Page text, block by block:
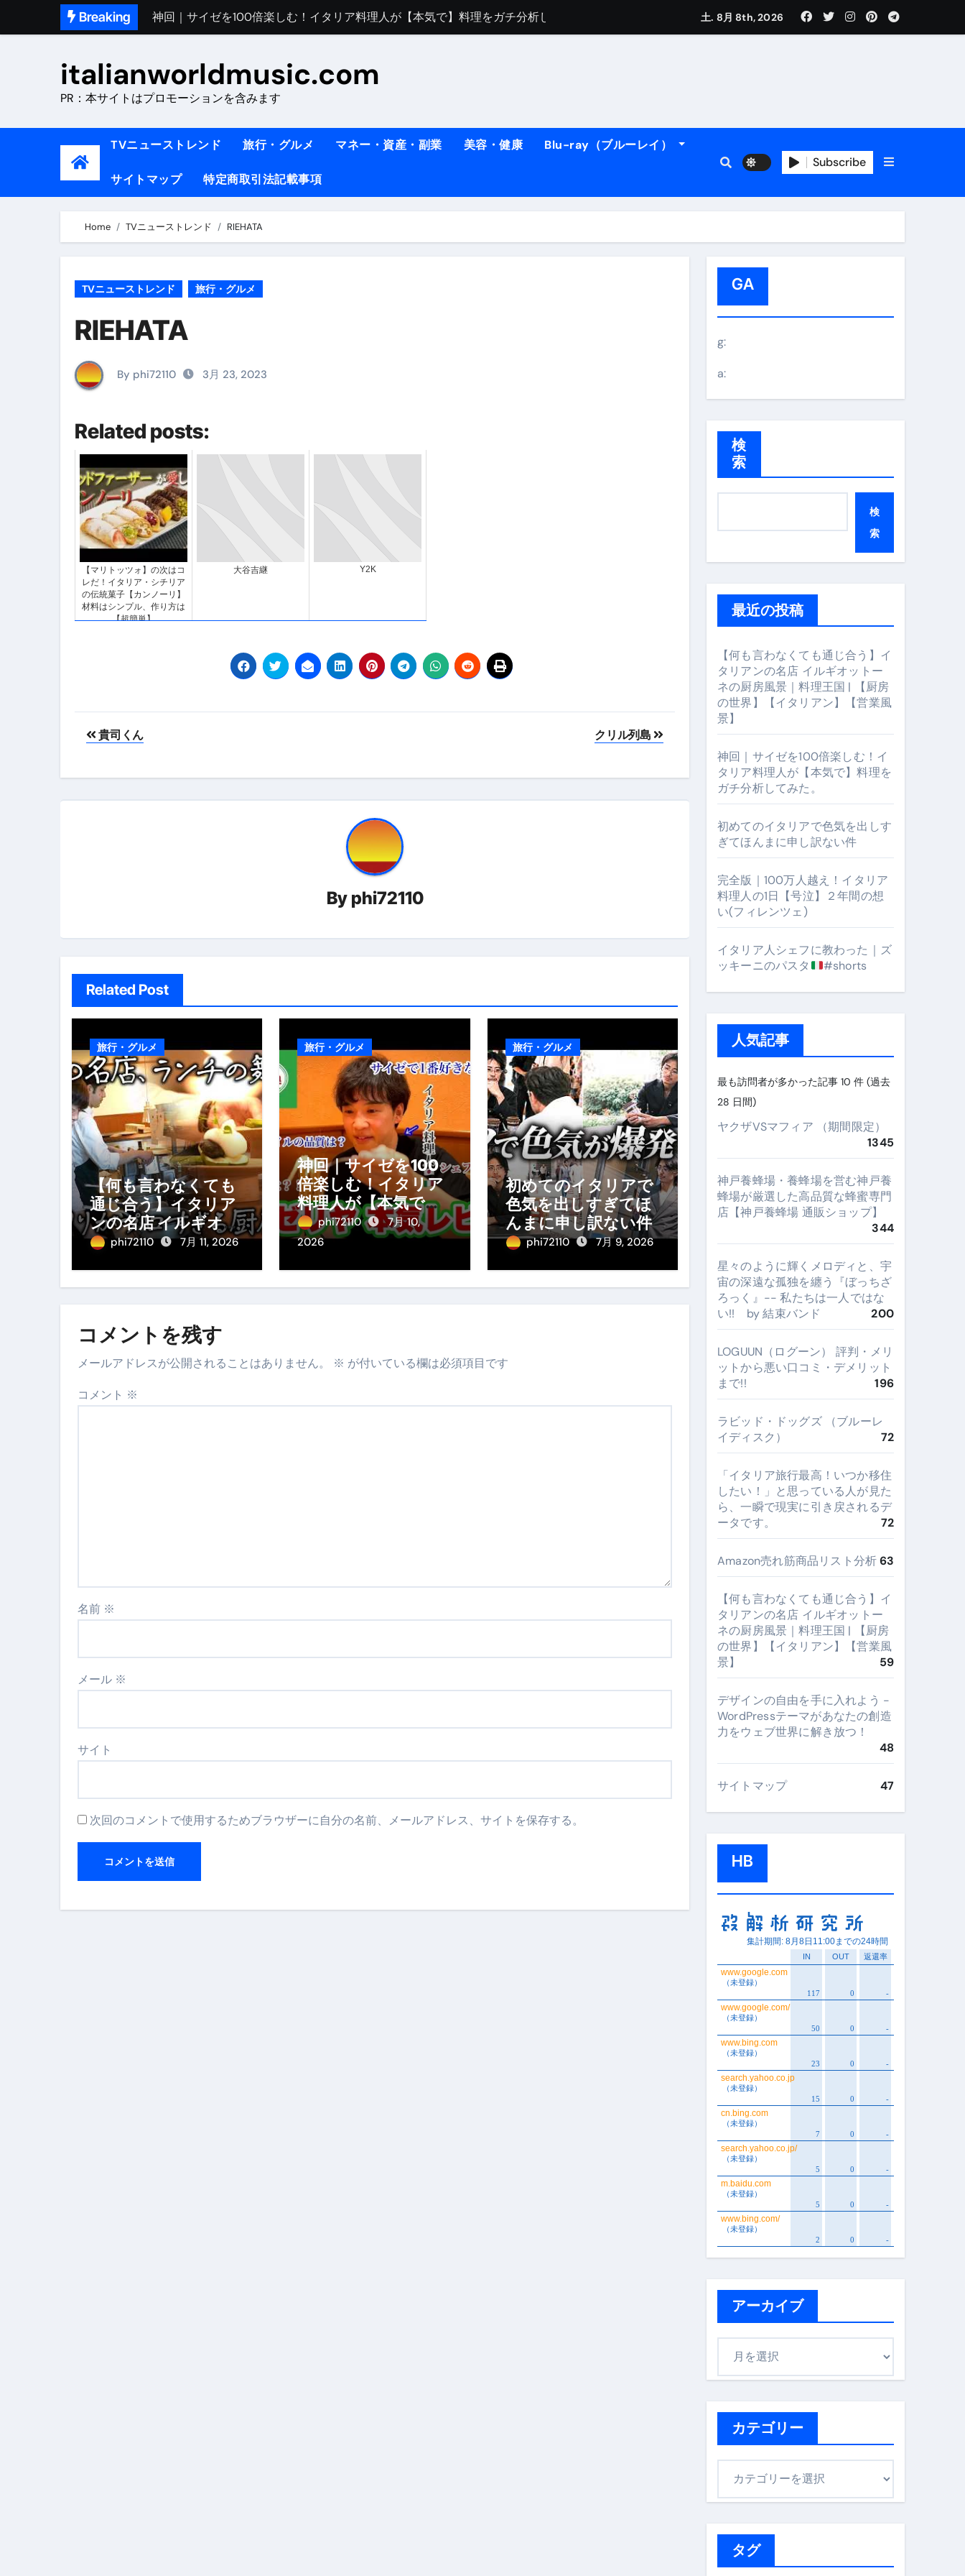
Breaking
初めてのイタリアで色気を出しすぎてほんまに申し訳ない件
イタリア人シェフに教わった｜ズッキーニのパスタ
​「イタリア旅行最高！いつか移住したい！」と思っている人が見たら、一瞬で現実に引き戻されるデータです。
トラブル回避のリアルな裏技アドバイスも
【vlog】超弾丸！！！仕事終わりに3都市巡る、４泊６日イタリア女子旅vlog
TRUE COLORS （ブルーレイディスク）
イタリア料理店【営業風景】週末ビリビリのランチ営業
死ぬまでに行きたい！【３つ星】ベストレストランを体験してみた結果…
【Vlog：July 2025】マリナと過ごしたイタリア
イタリアでの最後の仕事【帰国前最後の一週間】さよなら！イタリア！
Lake Como, Italy VLOG | Awesome things to do in Lake Como!
【Instagram Live】イタリア行きの飛行機乗り遅れ事件について
【賄いラーメン】人生初の二郎系ラーメン！イタリア人シェフ達に作ってみた結果…
【トマトパスタ】三ツ星シェフのパスタを完全再現 #shorts
フェノミナ-4K吹替音声収録版 SPECIAL-（4K ULTRA HD）
フェノミナ-4K吹替音声収録版- （ブルーレイディスク）
2026年料理人ローマへ行く！航空券0円てマジ？&アジア飯食べ尽くし
今年一番美味しい【卵かけご飯】#shorts
【何も言わなくても通じ合う】イタリアンの名店 イルギオットーネの厨房風景｜料理王国 | 【厨房の世界】【イタリアン】【営業風景】
土. 8月 8th, 2026
italianworldmusic.com
PR：本サイトはプロモーションを含みます
TVニューストレンド 旅行・グルメ マネー・資産・副業 美容・健康 Blu-ray（ブルーレイ）
サイトマップ 特定商取引法記載事項
Subscribe
Home TVニューストレンド RIEHATA
TVニューストレンド 旅行・グルメ
RIEHATA
By phi72110 3月 23, 2023
Related posts:
【マリトッツォ】の次はコ
レだ！イタリア・シチリア
の伝統菓子【カンノーリ】
材料はシンプル、作り方は
【超簡単】
大谷吉継 Y2K
投
ナ
ョ
貴司くん クリル列島
By phi72110
Related Post
旅行・グルメ
【何も言わなくても
通じ合う】イタリア
ンの名店 イルギオッ
トーネの厨房風景｜
phi72110 7月 11, 2026
旅行・グルメ
神回｜サイゼを100
倍楽しむ！イタリア
料理人が【本気で】
料理をガチ分析して
みた。
phi72110
7月 10,
2026
旅行・グルメ
初めてのイタリアで
色気を出しすぎてほ
んまに申し訳ない件
phi72110 7月 9, 2026
コメントを残す
メールアドレスが公開されることはありません。 ※ が付いている欄は必須項目です
コメント ※
名前 ※
メール ※
サイト
次回のコメントで使用するためブラウザーに自分の名前、メールアドレス、サイトを保存する。
GA
g:
a:
検
索
検
索
最近の投稿
【何も言わなくても通じ合う】イ
タリアンの名店 イルギオットー
ネの厨房風景｜料理王国 | 【厨房
の世界】【イタリアン】【営業風
景】
神回｜サイゼを100倍楽しむ！イ
タリア料理人が【本気で】料理を
ガチ分析してみた。
初めてのイタリアで色気を出しす
ぎてほんまに申し訳ない件
完全版｜100万人越え！イタリア
料理人の1日【号泣】２年間の想
い(フィレンツェ)
イタリア人シェフに教わった｜ズ
ッキーニのパスタ
#shorts
人気記事
最も訪問者が多かった記事 10 件 (過去
28 日間)
ヤクザVSマフィア （期間限定）
1345
神戸養蜂場・養蜂場を営む神戸養
蜂場が厳選した高品質な蜂蜜専門
店【神戸養蜂場 通販ショップ】
344
星々のように輝くメロディと、宇
宙の深遠な孤独を纏う『ぼっちざ
ろっく』-- 私たちは一人ではな
い!! by 結束バンド
200
LOGUUN（ログーン） 評判・メリ
ットから悪い口コミ・デメリット
まで!!
196
ラビッド・ドッグズ （ブルーレ
イディスク）
72
​「イタリア旅行最高！いつか移住
したい！」と思っている人が見た
ら、一瞬で現実に引き戻されるデ
ータです。
72
Amazon売れ筋商品リスト分析63
【何も言わなくても通じ合う】イ
タリアンの名店 イルギオットー
ネの厨房風景｜料理王国 | 【厨房
の世界】【イタリアン】【営業風
景】
59
デザインの自由を手に入れよう -
WordPressテーマがあなたの創造
力をウェブ世界に解き放つ！
48
サイトマップ 47
HB
アーカイブ
カテゴリー
タグ